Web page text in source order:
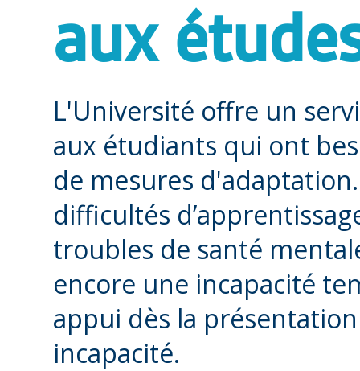
aux
L'Université offre un
aux étudiants qui ont
de mesures
difficultés
troubles de santé
encore une incapacité
appui dès la
incapacité.